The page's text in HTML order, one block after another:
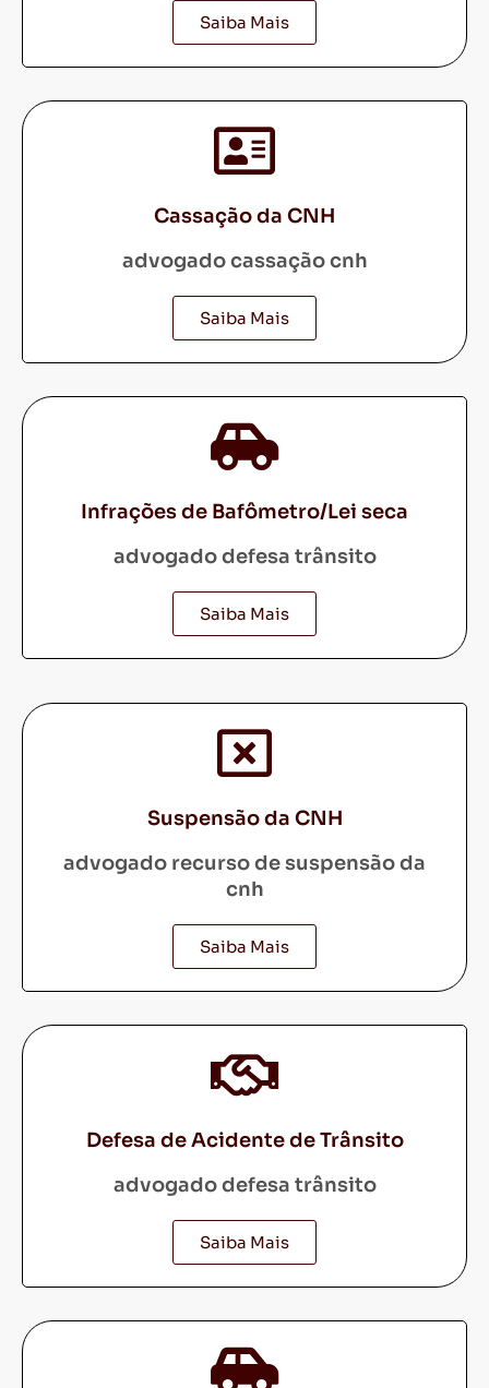
Saiba Mais
Cassação da CNH
advogado cassação cnh
Saiba Mais
Infrações de Bafômetro/Lei seca
advogado defesa trânsito
Saiba Mais
Suspensão da CNH
advogado recurso de suspensão da
cnh
Saiba Mais
Defesa de Acidente de Trânsito
advogado defesa trânsito
Saiba Mais